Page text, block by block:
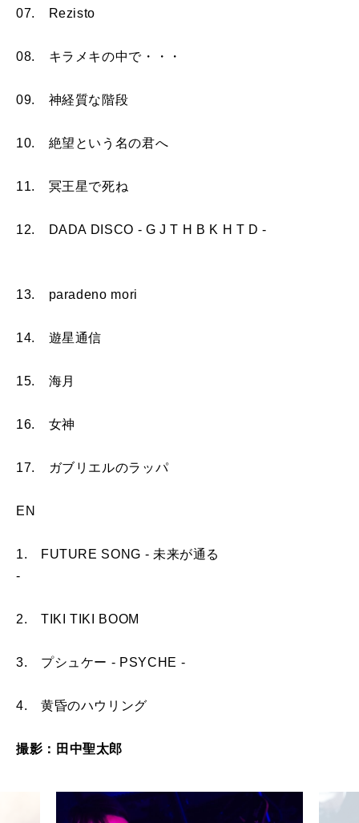
07. Rezisto
08. キラメキの中で・・・
09. 神経質な階段
10. 絶望という名の君へ
11. 冥王星で死ね
12. DADA DISCO - G J T H B K H T D -
13. paradeno mori
14. 遊星通信
15. 海月
16. 女神
17. ガブリエルのラッパ
EN
1. FUTURE SONG - 未来が通る
-
2. TIKI TIKI BOOM
3. プシュケー - PSYCHE -
4. 黄昏のハウリング
撮影：田中聖太郎